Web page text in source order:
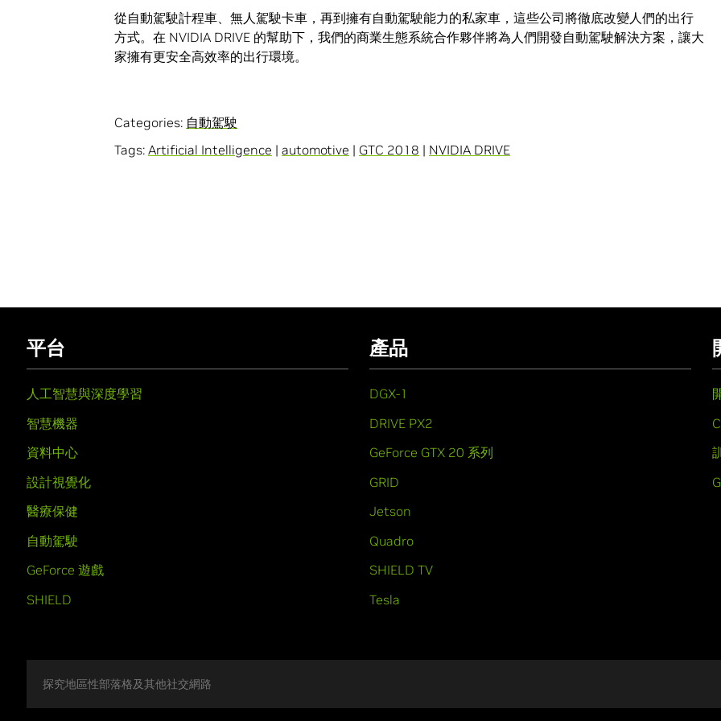
從自動駕駛計程車、無人駕駛卡車，再到擁有自動駕駛能力的私家車，這些公司將徹底改變人們的出行
方式。在 NVIDIA DRIVE 的幫助下，我們的商業生態系統合作夥伴將為人們開發自動駕駛解決方案，讓大
家擁有更安全高效率的出行環境。
Categories: 自動駕駛
Tags: Artificial Intelligence | automotive | GTC 2018 | NVIDIA DRIVE
平台
人工智慧與深度學習
智慧機器
資料中心
設計視覺化
醫療保健
自動駕駛
GeForce 遊戲
SHIELD
產品
DGX-1
DRIVE PX2
GeForce GTX 20 系列
GRID
Jetson
Quadro
SHIELD TV
Tesla
探究地區性部落格及其他社交網路